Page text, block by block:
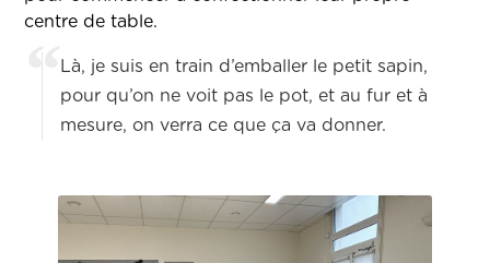
centre de table.
Là, je suis en train d’emballer le petit sapin,
pour qu’on ne voit pas le pot, et au fur et à
mesure, on verra ce que ça va donner.